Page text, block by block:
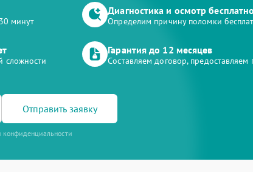
минут
Диагностика и осмотр бесплатно
Определим причину поломки
сложности
Гарантия до 12 месяцев
Составляем договор, предоставляем
Отправить заявку
конфиденциальности